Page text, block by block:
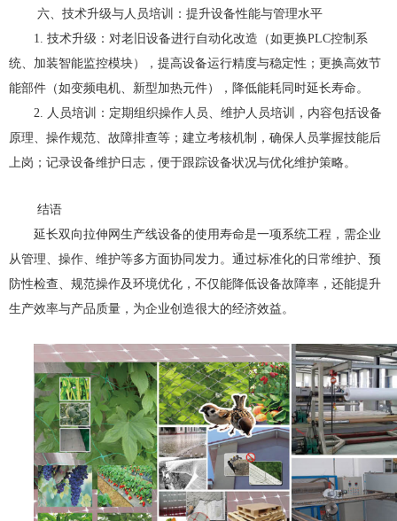
六、技术升级与人员培训：提升设备性能与管理水平
1. 技术升级：对老旧设备进行自动化改造（如更换PLC控制系
统、加装智能监控模块），提高设备运行精度与稳定性；更换高效节
能部件（如变频电机、新型加热元件），降低能耗同时延长寿命。
2. 人员培训：定期组织操作人员、维护人员培训，内容包括设备
原理、操作规范、故障排查等；建立考核机制，确保人员掌握技能后
上岗；记录设备维护日志，便于跟踪设备状况与优化维护策略。
结语
延长双向拉伸网生产线设备的使用寿命是一项系统工程，需企业
从管理、操作、维护等多方面协同发力。通过标准化的日常维护、预
防性检查、规范操作及环境优化，不仅能降低设备故障率，还能提升
生产效率与产品质量，为企业创造很大的经济效益。